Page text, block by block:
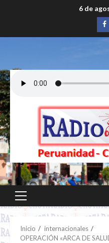
6 de
Menú
principal
Inicio
internacionales
OPERACIÓN «ARCA DE